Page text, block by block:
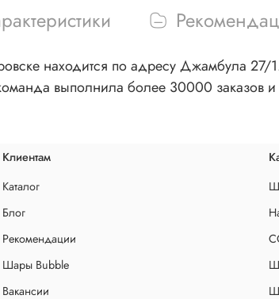
находится по адресу Джамбула
выполнила более 30000 заказов
Клиентам
Каталог
Блог
Рекомендации
Шары Bubble
Вакансии